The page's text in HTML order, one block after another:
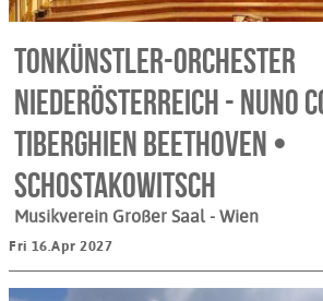
Tonkünstler-Orchester
Niederösterreich - Nuno
Tiberghien Beethoven •
Schostakowitsch
Musikverein Großer Saal - Wien
Fri 16.Apr 2027